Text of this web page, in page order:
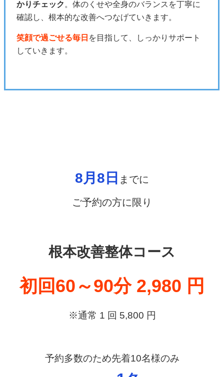
かりチェック 。体のくせや全身のバランスを丁寧に
確認し、根本的な改善へつなげていきます。
笑顔で過ごせる毎日 を目指して、しっかりサポート
していきます。
8月8 日 までに
ご予約の方に限り
根本改善整体コース
初回60～90分 2,980 円
※通常 1 回 5,800 円
予約多数のため先着10名様のみ